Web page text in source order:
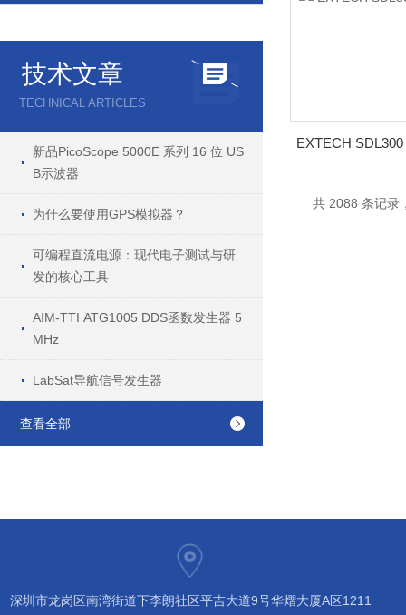
技术文章
TECHNICAL ARTICLES
新品PicoScope 5000E 系列 16 位 US
B示波器
为什么要使用GPS模拟器？
可编程直流电源：现代电子测试与研
发的核心工具
AIM-TTI ATG1005 DDS函数发生器 5
MHz
LabSat导航信号发生器
查看全部
EXTECH
共 2088 条记
深圳市龙岗区南湾街道下李朗社区平吉大道9号华熠大厦A区1211